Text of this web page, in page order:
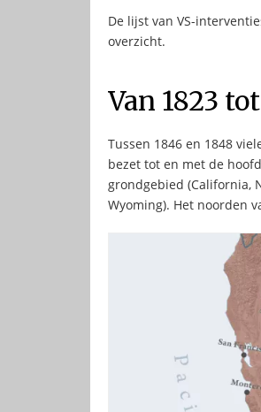
De lijst van VS-
overzicht.
Van 1823
Tussen 1846 en 1848
bezet tot en met de
grondgebied (California,
Wyoming). Het noorden